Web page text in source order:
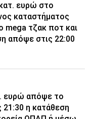
ευρώ στο
καταστήματος
mega τζακ ποτ και
απόψε στις 22:00
ευρώ απόψε το
η κατάθεση